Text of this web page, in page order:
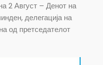
2 Август – Денот на
делегација на
од претседателот